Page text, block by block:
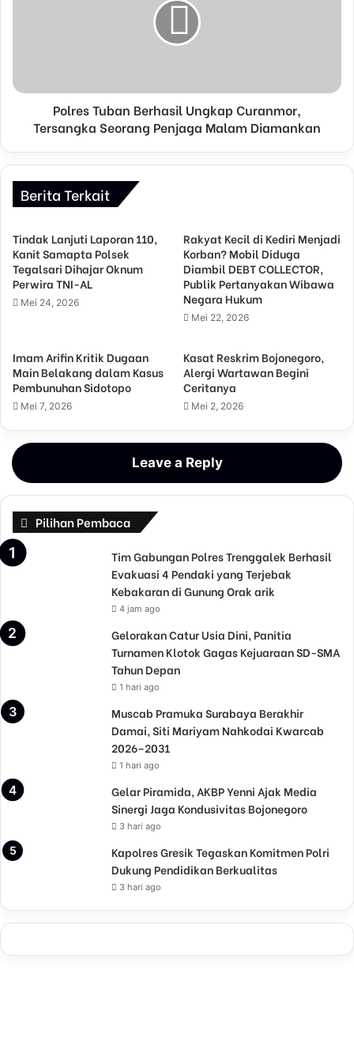
Polres Tuban Berhasil Ungkap Curanmor,
Tersangka Seorang Penjaga Malam Diamankan
Berita Terkait
Tindak Lanjuti Laporan 110,
Kanit Samapta Polsek
Tegalsari Dihajar Oknum
Perwira TNI-AL
Mei 24, 2026
Rakyat Kecil di Kediri Menjadi
Korban? Mobil Diduga
Diambil DEBT COLLECTOR,
Publik Pertanyakan Wibawa
Negara Hukum
Mei 22, 2026
Imam Arifin Kritik Dugaan
Main Belakang dalam Kasus
Pembunuhan Sidotopo
Mei 7, 2026
Kasat Reskrim Bojonegoro,
Alergi Wartawan Begini
Ceritanya
Mei 2, 2026
Leave a Reply
Pilihan Pembaca
Tim Gabungan Polres Trenggalek Berhasil
Evakuasi 4 Pendaki yang Terjebak
Kebakaran di Gunung Orak arik
4 jam ago
Gelorakan Catur Usia Dini, Panitia
Turnamen Klotok Gagas Kejuaraan SD-SMA
Tahun Depan
1 hari ago
Muscab Pramuka Surabaya Berakhir
Damai, Siti Mariyam Nahkodai Kwarcab
2026–2031
1 hari ago
Gelar Piramida, AKBP Yenni Ajak Media
Sinergi Jaga Kondusivitas Bojonegoro
3 hari ago
Kapolres Gresik Tegaskan Komitmen Polri
Dukung Pendidikan Berkualitas
3 hari ago